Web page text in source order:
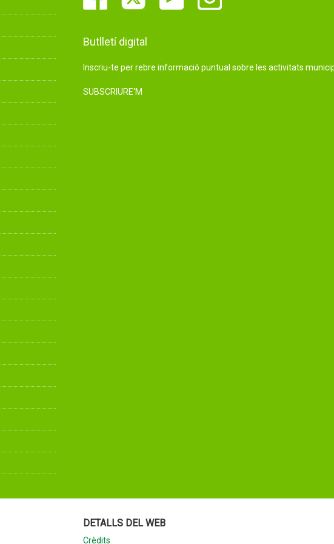
Butlletí digital
Inscriu-te per rebre informació puntual sobre les activitats
SUBSCRIURE'M
DETALLS DEL WEB
Crèdits